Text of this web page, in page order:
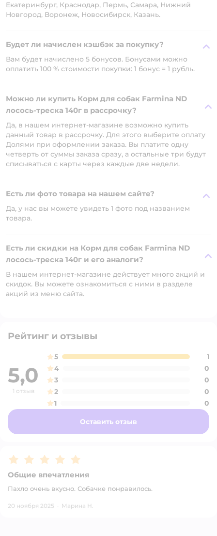
Екатеринбург, Краснодар, Пермь, Самара, Нижний
Новгород, Воронеж, Новосибирск, Казань.
Будет ли начислен кэшбэк за покупку?
Вам будет начислено 5 бонусов. Бонусами можно
оплатить 100 % стоимости покупки: 1 бонус = 1 рубль.
Можно ли купить Корм для собак Farmina ND
лосось-треска 140г в рассрочку?
Да, в нашем интернет-магазине возможно купить
данный товар в рассрочку. Для этого выберите оплату
Долями при оформлении заказа. Вы платите одну
четверть от суммы заказа сразу, а остальные три будут
списываться с карты через каждые две недели.
Есть ли фото товара на нашем сайте?
Да, у нас вы можете увидеть 1 фото под названием
товара.
Есть ли скидки на Корм для собак Farmina ND
лосось-треска 140г и его аналоги?
В нашем интернет-магазине действует много акций и
скидок. Вы можете ознакомиться с ними в разделе
акций из меню сайта.
Рейтинг и отзывы
5,0
1 отзыв
5
1
4
0
3
0
2
0
1
0
Оставить отзыв
Рейтинг:5
Общие впечатления
Пахло очень вкусно. Собачке понравилось.
20 ноября 2025 · Марина Н.